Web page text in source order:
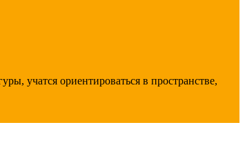
учатся ориентироваться в пространстве,